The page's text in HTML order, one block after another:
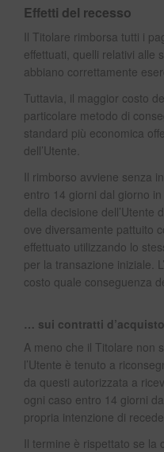
Effetti del recesso
Il Titolare rimborsa tutti i
effettuati, quelli relativi alle
abbiano correttamente
Tuttavia, il maggior costo
particolare metodo di
standard più economica
dell’Utente.
Il rimborso avviene senza
entro 14 giorni dal giorno
della decisione dell’Utente
ove diversamente pattuito
effettuato utilizzando lo
per la transazione iniziale.
costo quale conseguenza
… sui contratti
A meno che il Titolare non
l’Utente è tenuto a
da questi autorizzata a
ogni caso entro 14 giorni
propria intenzione di
Il termine è rispettato se